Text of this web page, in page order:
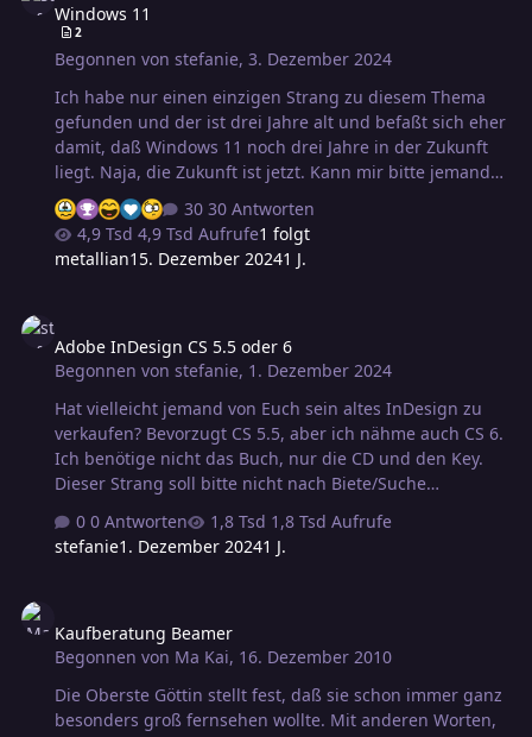
Speicherkapazität oder irgendetwas anderes an.
Zumindest kreischt sie nicht mehr. Da es meine
Hauptdatenplatte ist mit gesammelten PDFs, Scanns,
Dokumenten aus jetzt f…
Windows 11
2
Begonnen vonstefanie,3. Dezember 2024
Ich habe nur einen einzigen Strang zu diesem Thema
gefunden und der ist drei Jahre alt und befaßt sich eher
damit, daß Windows 11 noch drei Jahre in der Zukunft
liegt. Naja, die Zukunft ist jetzt. Kann mir bitte jemand
sagen, wie ich bei dem "Explorer" (also dem
Dateimanager) ein oder mehrere weitere Fenster
geöffnet bekomme? Das ist ja nun schon notwendig,
wenn man Dateien von einem Verzeichnis in ein anderes
bin nicht in der Lage, das hinzubekommen. Es geht
derzeit nur für ein externes Laufwerk, das dann ein
eigenes Fenster erhält.
30 Antworten
4,9 Tsd Aufrufe1 folgt
metallian1 5. Dezember 20241 J.
Adobe InDesign CS 5.5 oder 6
Begonnen vonstefanie, 1. Dezember 2024
Hat vielleicht jemand von Euch sein altes InDesign zu
verkaufen? Bevorzugt CS 5.5, aber ich nähme auch CS 6.
Ich benötige nicht das Buch, nur die CD und den Key.
Dieser Strang soll bitte nicht nach Biete/Suche
jemand liest, der sowas auch wirklich anzubieten hätte.
0 Antworten
1,8 Tsd Aufrufe
stefanie1. Dezember 20241 J.
Kaufberatung Beamer
Begonnen von Ma Kai, 16. Dezember 2010
Die Oberste Göttin stellt fest, daß sie schon immer ganz
besonders groß fernsehen wollte. Mit anderen Worten,